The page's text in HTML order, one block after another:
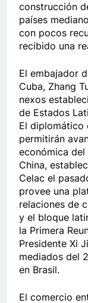
construcción
países
con pocos
recibido una
El embajador
Cuba, Zhang
nexos
de Estados
El diplomático
permitirán
económica del
China,
Celac el
provee una
relaciones de
y el bloque
la Primera
Presidente Xi
mediados del
en Brasil.
El comercio